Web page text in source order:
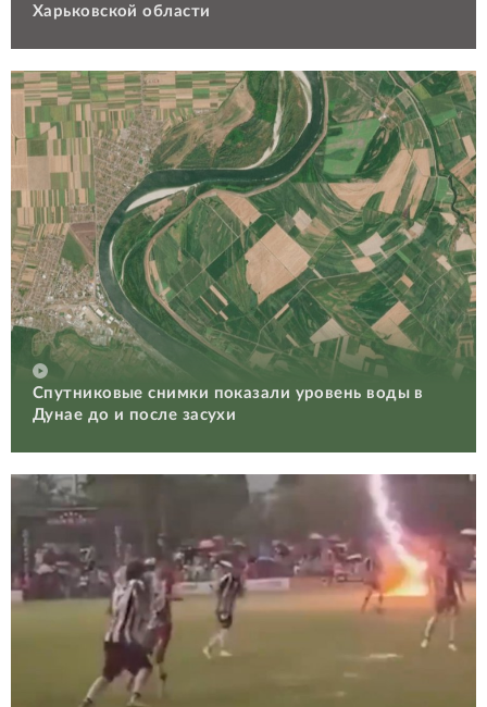
Харьковской области
Спутниковые снимки показали уровень воды в
Дунае до и после засухи